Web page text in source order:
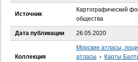
с
ь
Источник
Картографический
общества
Дата публикации 26.05.2020
Коллекция
Морские атласы,
атласы › Карты